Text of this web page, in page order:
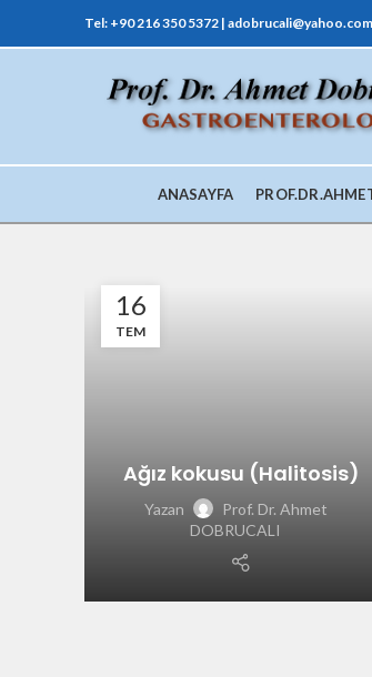
Tel: +90 216 350 5372 | adobrucali@yahoo.com
ANASAYFA
16
TEM
Ağız kokusu (Halitosis)
Yazan
Prof. Dr. Ahmet
DOBRUCALI